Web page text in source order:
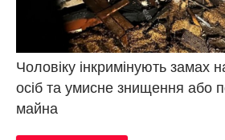
Чоловіку інкримінують замах
осіб та умисне знищення або
майна